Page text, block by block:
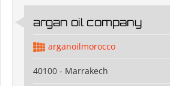
argan oil company
arganoilmorocco
40100 - Marrakech